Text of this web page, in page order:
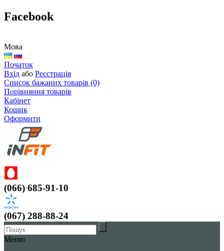
Facebook
Мова
Початок
Вхід або Реєстрація
Список бажаних товарів (0)
Порівняння товарів
Кабінет
Кошик
Оформити
(066) 685-91-10
(067) 288-88-24
Меню